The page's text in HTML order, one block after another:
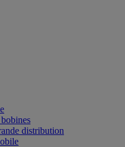
distribution